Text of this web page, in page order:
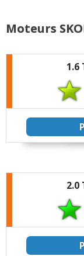
Moteurs
1.6
2.0